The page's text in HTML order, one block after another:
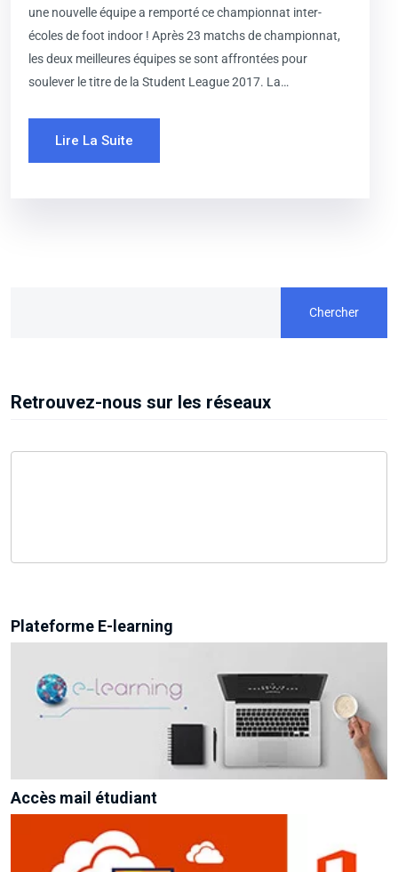
une nouvelle équipe a remporté ce championnat inter-
écoles de foot indoor ! Après 23 matchs de championnat,
les deux meilleures équipes se sont affrontées pour
soulever le titre de la Student League 2017. La…
Lire La Suite
Chercher
Retrouvez-nous sur les réseaux
Plateforme E-learning
Accès mail étudiant